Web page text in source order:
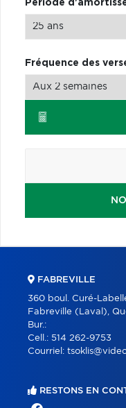
Période
Fréquence des
FABREVILLE
360 boul. Curé-
Fabreville (Laval),
Bur.:
Cell.: 514 262-9753
Courriel:
RESTONS EN